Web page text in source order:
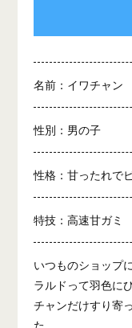
名前：イワチャン
性別：男の子
性格：甘ったれで
特技：高速甘ガミ
いつものショップ
ラルドって羽色に
チャンだけすり寄